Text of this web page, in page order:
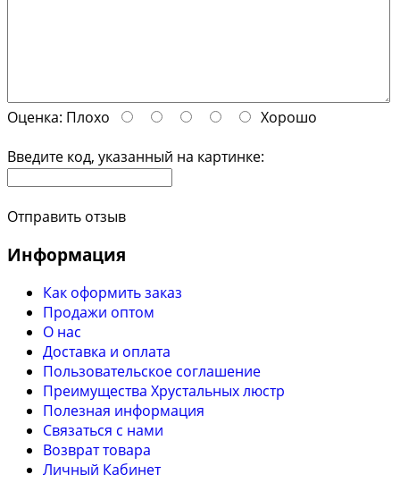
Оценка: Плохо
Хорошо
Введите код, указанный на картинке:
Отправить отзыв
Информация
Как оформить заказ
Продажи оптом
О нас
Доставка и оплата
Пользовательское соглашение
Преимущества Хрустальных люстр
Полезная информация
Связаться с нами
Возврат товара
Личный Кабинет